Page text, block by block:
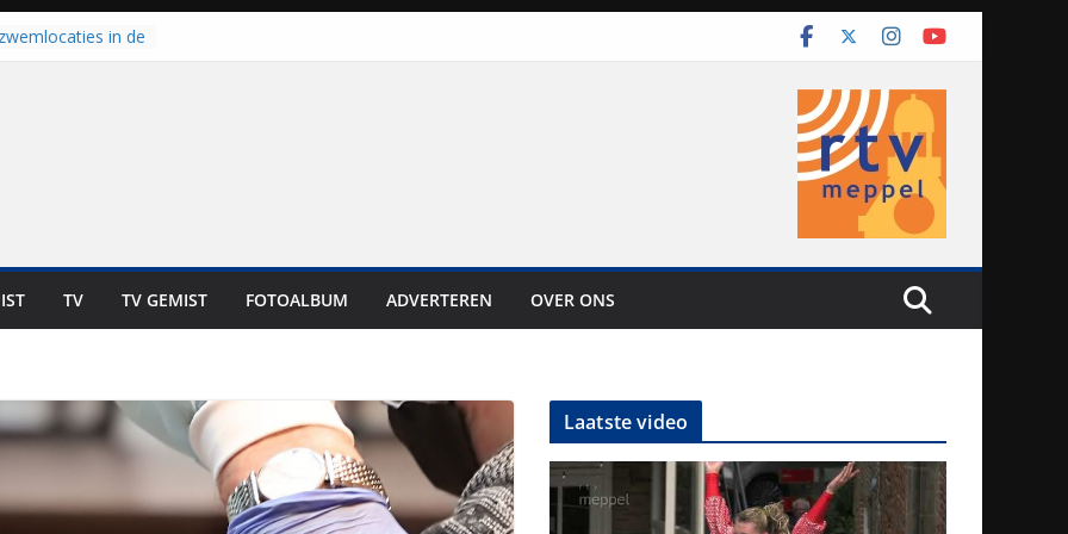
in de
is altijd een
internationale
voor de deur
TV TV GEMIST FOTOALBUM ADVERTEREN OVER ONS
Laatste video